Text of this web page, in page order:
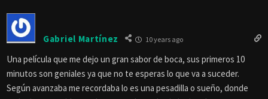
Gabriel Martínez 10 years ago
Una película que me dejo un gran sabor de boca, sus primeros 10
minutos son geniales ya que no te esperas lo que va a suceder.
Según avanzaba me recordaba lo es una pesadilla o sueño, donde